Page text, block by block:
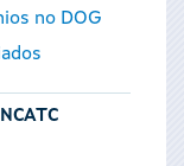
no DOG